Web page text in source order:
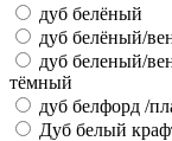
дуб белёный
дуб белёный/
дуб беленый/
тёмный
дуб белфорд /
Дуб белый